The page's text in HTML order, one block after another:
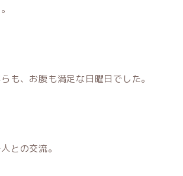
も、お腹も満足な日曜日でした。
との交流。